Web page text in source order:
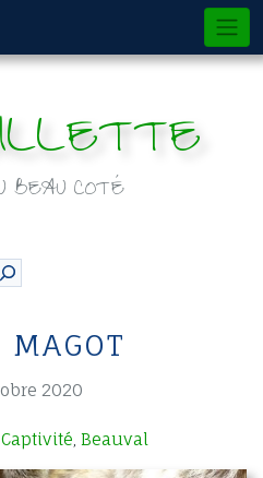
BEAU COTÉ
MAGOT
2020
Captivité Beauval